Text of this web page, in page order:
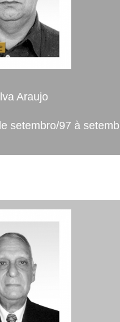
Araujo
setembro/97 à